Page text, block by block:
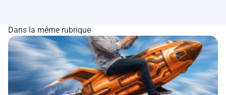
Dans la même rubrique